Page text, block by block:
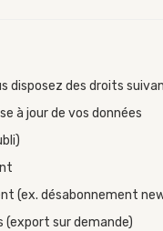
disposez des droits
à jour de vos données
(ex. désabonnement
(export sur demande)